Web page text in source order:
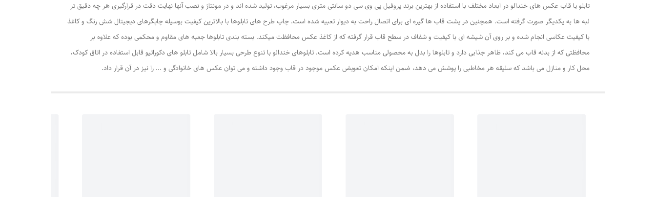
تابلو یا قاب عکس های خندالو در ابعاد مختلف با استفاده از بهترین برند پروفیل پی وی سی دو سانتی متری بسیار مرغوب، تولید شده اند و در مونتاژ و نصب آنها نهایت دقت در قرارگیری هر چه دقیق تر
لبه ها به یکدیگر صورت گرفته است. همچنین در پشت قاب ها گیره ای برای اتصال راحت به دیوار تعبیه شده است. چاپ طرح های تابلوها با بالاترین کیفیت بوسیله چاپگرهای دیجیتال شش رنگ و کاغذ
با کیفیت عکاسی انجام شده و بر روی آن شیشه ای با کیفیت و شفاف در سطح قاب قرار گرفته که از کاغذ عکس محافظت میکند. بسته بندی تابلوها جعبه های مقاوم و محکمی بوده که علاوه بر
محافظتی که از بدنه قاب می کند، ظاهر جذابی دارد و تابلوها را بدل به محصولی مناسب هدیه کرده است. تابلوهای خندالو با تنوع طرحی بسیار بالا شامل تابلو های دکوراتیو قابل استفاده در اتاق کودک،
محل کار و منازل می باشد که سلیقه هر مخاطبی را پوشش می دهد، ضمن اینکه امکان تعویض عکس موجود در قاب وجود داشته و می توان عکس های خانوادگی و ... را نیز در آن قرار داد.